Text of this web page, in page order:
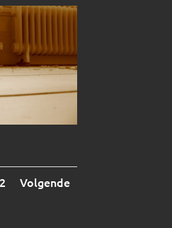
2 Volgende